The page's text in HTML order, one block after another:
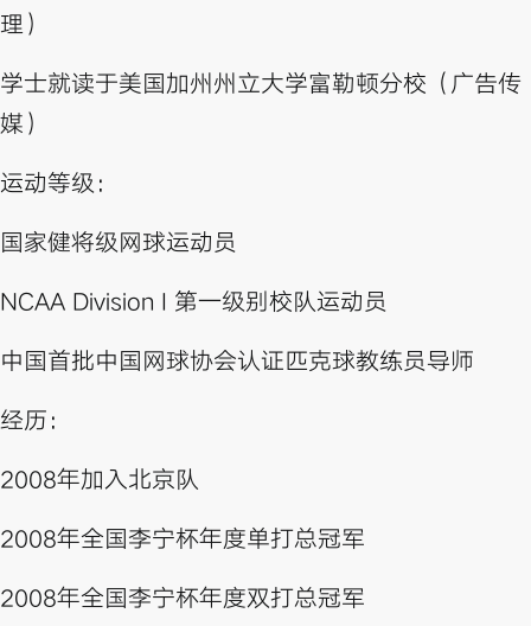
理）
学士就读于美国加州州立大学富勒顿分校（广告传
媒）
运动等级：
国家健将级网球运动员
NCAA Division I 第一级别校队运动员
中国首批中国网球协会认证匹克球教练员导师
经历：
2008年加入北京队
2008年全国李宁杯年度单打总冠军
2008年全国李宁杯年度双打总冠军